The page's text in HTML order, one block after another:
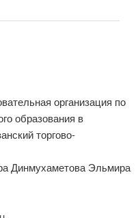
организация по
образования в
торгово-
Динмухаметова Эльмира